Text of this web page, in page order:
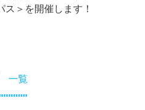
＞を開催します！
一覧